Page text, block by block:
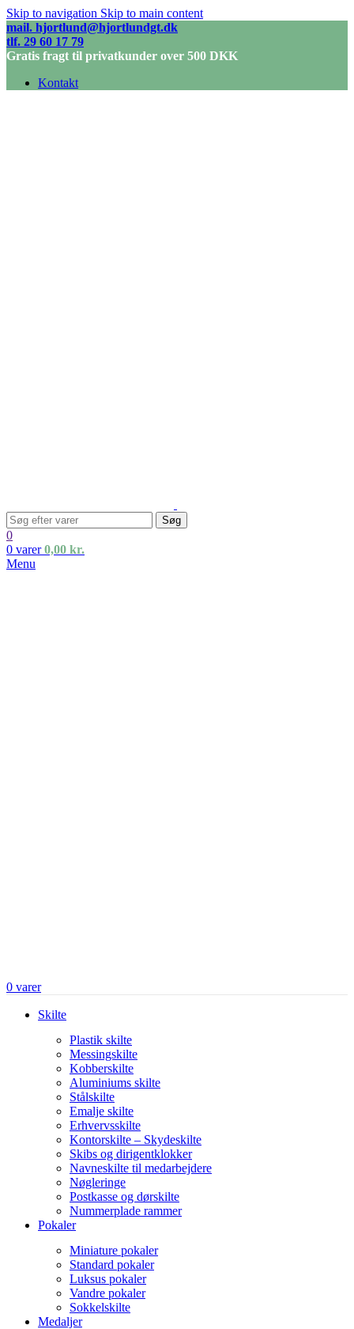
Skip to navigation Skip to main content
mail. hjortlund@hjortlundgt.dk
tlf. 29 60 17 79
Gratis fragt til privatkunder over 500 DKK
Kontakt
Søg
0
0 varer 0,00 kr.
Menu
0 varer
Skilte
Plastik skilte
Messingskilte
Kobberskilte
Aluminiums skilte
Stålskilte
Emalje skilte
Erhvervsskilte
Kontorskilte – Skydeskilte
Skibs og dirigentklokker
Navneskilte til medarbejdere
Nøgleringe
Postkasse og dørskilte
Nummerplade rammer
Pokaler
Miniature pokaler
Standard pokaler
Luksus pokaler
Vandre pokaler
Sokkelskilte
Medaljer